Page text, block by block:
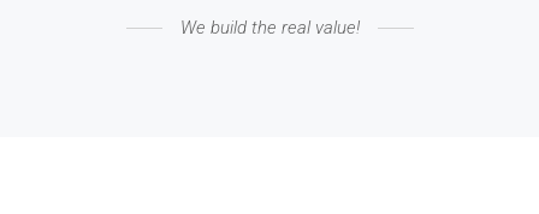
We build the real value!